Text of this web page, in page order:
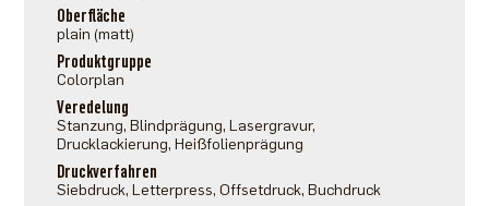
Oberfläche
plain (matt)
Produktgruppe
Colorplan
Veredelung
Stanzung, Blindprägung, Lasergravur,
Drucklackierung, Heißfolienprägung
Druckverfahren
Siebdruck, Letterpress, Offsetdruck, Buchdruck